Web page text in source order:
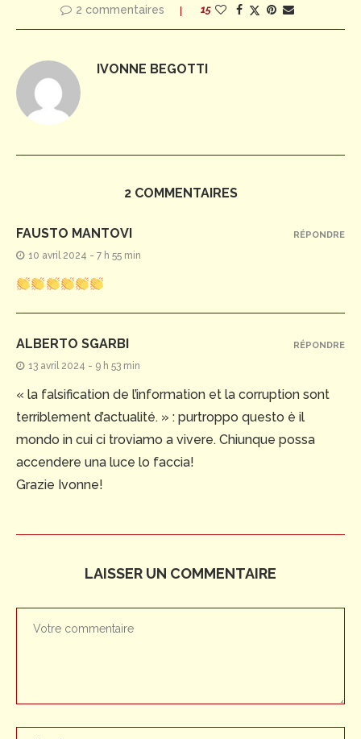
2 commentaires 15
IVONNE BEGOTTI
2 COMMENTAIRES
FAUSTO MANTOVI
10 avril 2024 - 7 h 55 min
RÉPONDRE
ALBERTO SGARBI
13 avril 2024 - 9 h 53 min
« la falsification de l’information et la corruption sont
terriblement d’actualité. » : purtroppo questo è il
mondo in cui ci troviamo a vivere. Chiunque possa
accendere una luce lo faccia!
Grazie Ivonne!
RÉPONDRE
LAISSER UN COMMENTAIRE